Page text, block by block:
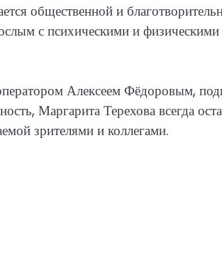
общественной и
с психическими и физическими
Алексеем Фёдоровым,
Маргарита Терехова всегда
зрителями и коллегами.